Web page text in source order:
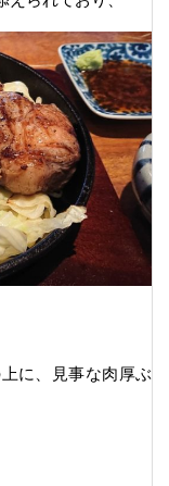
に、見事な肉厚ぶ